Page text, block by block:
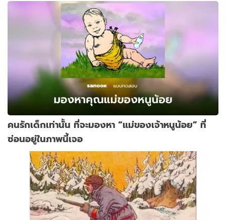
คนรักเด็กเท่านั้น ที่จะมองหา “แม่ของเจ้าหนูน้อย” ที่
ซ่อนอยู่ในภาพนี้เจอ